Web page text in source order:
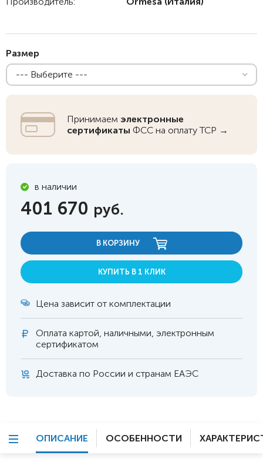
Размер
--- Выберите ---
Принимаем электронные
сертификаты ФСС на оплату ТСР →
в наличии
401 670 руб.
В КОРЗИНУ
КУПИТЬ В 1 КЛИК
Цена зависит от комплектации
Оплата картой, наличными, электронным
сертификатом
Доставка по России и странам ЕАЭС
ОПИСАНИЕ ОСОБЕННОСТИ